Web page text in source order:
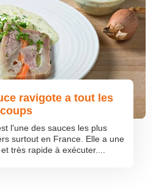
ravigote a tout les
coups
l'une des sauces les plus
surtout en France. Elle a une
très rapide à exécuter....